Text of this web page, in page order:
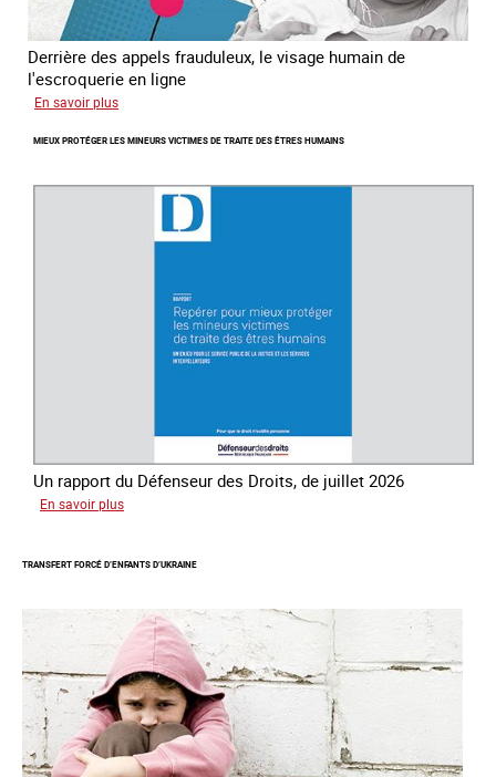
Derrière des appels frauduleux, le visage humain de
l'escroquerie en ligne
En savoir plus
mondiale
lutte
MIEUX PROTÉGER LES MINEURS VICTIMES DE TRAITE DES ÊTRES HUMAINS
Un rapport du Défenseur des Droits, de juillet 2026
En savoir plus
les
victimes
de
traite
des
êtres
humains
TRANSFERT FORCÉ D’ENFANTS D’UKRAINE